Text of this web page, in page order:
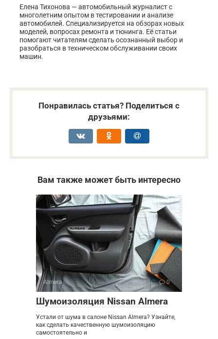
Елена Тихонова — автомобильный журналист с
многолетним опытом в тестировании и анализе
автомобилей. Специализируется на обзорах новых
моделей, вопросах ремонта и тюнинга. Её статьи
помогают читателям сделать осознанный выбор и
разобраться в техническом обслуживании своих
машин.
Понравилась статья? Поделиться с
друзьями:
Вам также может быть интересно
Almera 0
Шумоизоляция Nissan Almera
Устали от шума в салоне Nissan Almera? Узнайте,
как сделать качественную шумоизоляцию
самостоятельно и